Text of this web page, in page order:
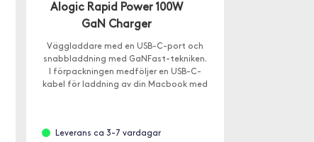
Alogic Rapid Power 100W
GaN Charger
Väggladdare med en USB-C-port och
snabbladdning med GaNFast-tekniken.
I förpackningen medföljer en USB-C-
kabel för laddning av din Macbook med
Leverans ca 3-7 vardagar